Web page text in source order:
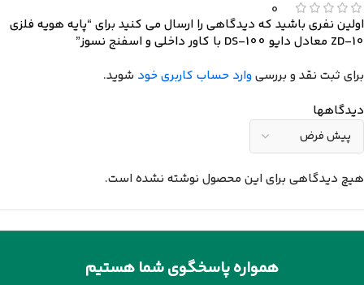
0
دیدگاهها
هیچ دیدگاهی برای این محصول نوشته نشده است.
اولین نفری باشید که دیدگاهی را ارسال می کنید برای “پایه هویه فلزی
ZD-10 معادل دایو DS-100 با کاور داخلی و اسفنج نسوز”
برای ثبت نقد و بررسیوارد حساب کاربری خود شوید.
همواره پاسخگوی شما هستیم